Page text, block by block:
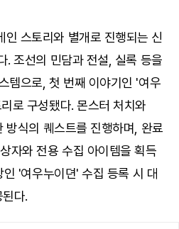
인 스토리와 별개로 진행되는 신
. 조선의 민담과 전설, 실록 등을
템으로, 첫 번째 이야기인 '여우
로 구성됐다. 몬스터 처치와
방식의 퀘스트를 진행하며, 완료
자와 전용 수집 아이템을 획득
'여우누이뎐' 수집 등록 시 대
다.